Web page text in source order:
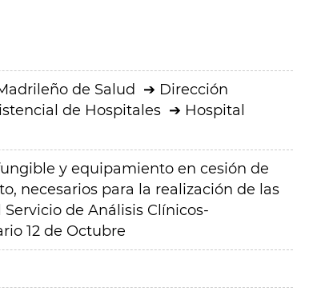
de Salud
Dirección
de Hospitales
Hospital
y equipamiento en cesión de
necesarios para la realización de las
de Análisis Clínicos-
12 de Octubre